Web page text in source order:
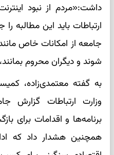
داشت:«مردم از نبود
ارتباطات باید این مطالبه
جامعه از امکانات خاص
شوند و دیگران محروم
به گفته معتمدی‌زاده،
وزارت ارتباطات گزارش
برنامه‌ها و اقدامات برای
همچنین هشدار داد که